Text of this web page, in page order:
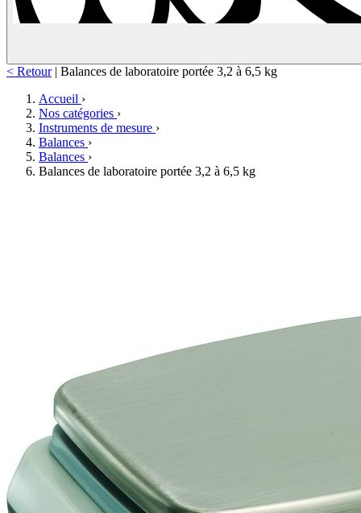
< Retour | Balances de laboratoire portée 3,2 à 6,5 kg
Accueil ›
Nos catégories ›
Instruments de mesure ›
Balances ›
Balances ›
Balances de laboratoire portée 3,2 à 6,5 kg